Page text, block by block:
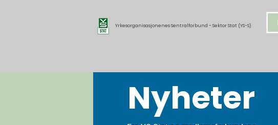
Yrkesorganisasjonenes Sentralforbund - Sektor Stat (YS-S)
Nyheter